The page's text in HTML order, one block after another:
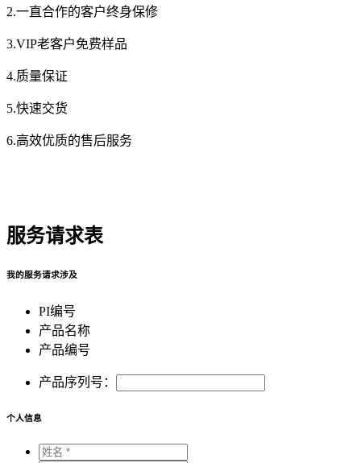
2.一直合作的客户终身保修
3.VIP老客户免费样品
4.质量保证
5.快速交货
6.高效优质的售后服务
服务请求表
我的服务请求涉及
PI编号
产品名称
产品编号
产品序列号：
个人信息